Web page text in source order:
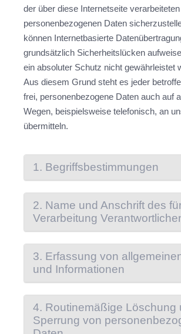
der über diese Internetseite verarbeiteten
personenbezogenen Daten
können Internetbasierte
grundsätzlich Sicherheitslücken
ein absoluter Schutz nicht gewährleistet
Aus diesem Grund steht es jeder
frei, personenbezogene Daten auch auf
Wegen, beispielsweise telefonisch, an
übermitteln.
1. Begriffsbestimmungen
2. Name und Anschrift des
Verarbeitung
3. Erfassung von
und Informationen
4. Routinemäßige Löschung
Sperrung von